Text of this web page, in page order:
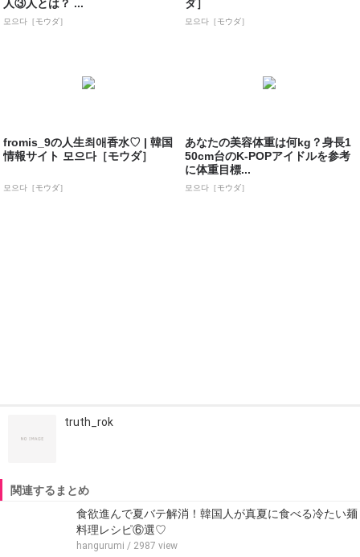
人③人とは？ ...
모으다［モウダ］
ダ］
모으다［モウダ］
fromis_9の人生최애香水♡ | 韓国
情報サイト 모으다［モウダ］
모으다［モウダ］
あなたの美容体重は何kg？身長1
50cm台のK-POPアイドルを参考
に体重目標...
모으다［モウダ］
truth_rok
関連するまとめ
食欲進んで夏バテ解消！韓国人が真夏に食べる冷たい麺
料理レシピ⑥選♡
hangurumi / 2987 view